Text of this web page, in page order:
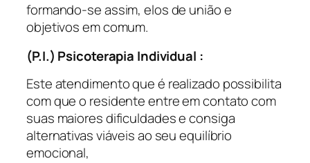
formando-se assim, elos de união e
objetivos em comum.
(P.I.) Psicoterapia Individual :
Este atendimento que é realizado possibilita
com que o residente entre em contato com
suas maiores dificuldades e consiga
alternativas viáveis ao seu equilíbrio
emocional,